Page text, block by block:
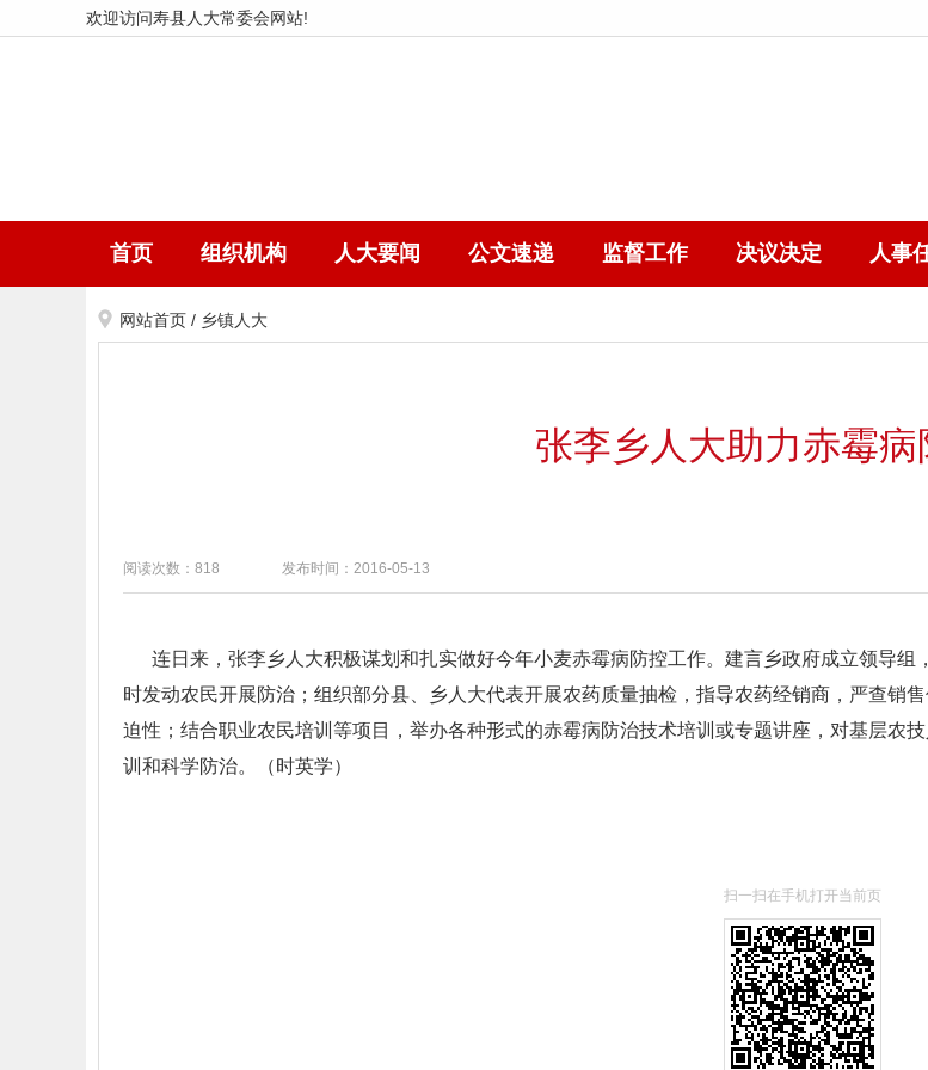
欢迎访问寿县人大常委会网站!
首页 组织机构 人大要闻 公文速递 监督工作 决议决定 人事
网站首页 / 乡镇人大
张李乡人大助力赤霉病
阅读次数：818 发布时间：2016-05-13
连日来，张李乡人大积极谋划和扎实做好今年小麦赤霉病防控工作。建言乡政府成立领导组
时发动农民开展防治；组织部分县、乡人大代表开展农药质量抽检，指导农药经销商，严查销
迫性；结合职业农民培训等项目，举办各种形式的赤霉病防治技术培训或专题讲座，对基层农
训和科学防治。（时英学）
扫一扫在手机打开当前页